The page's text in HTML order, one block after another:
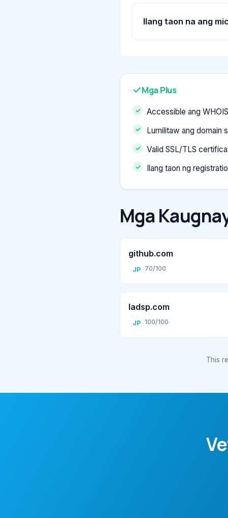
Ilang taon na ang
Mga Plus
Accessible ang
Lumilitaw ang domain
Valid SSL/TLS
Ilang taon ng
Mga
github.com
JP 70/100
ladsp.com
JP 100/100
This